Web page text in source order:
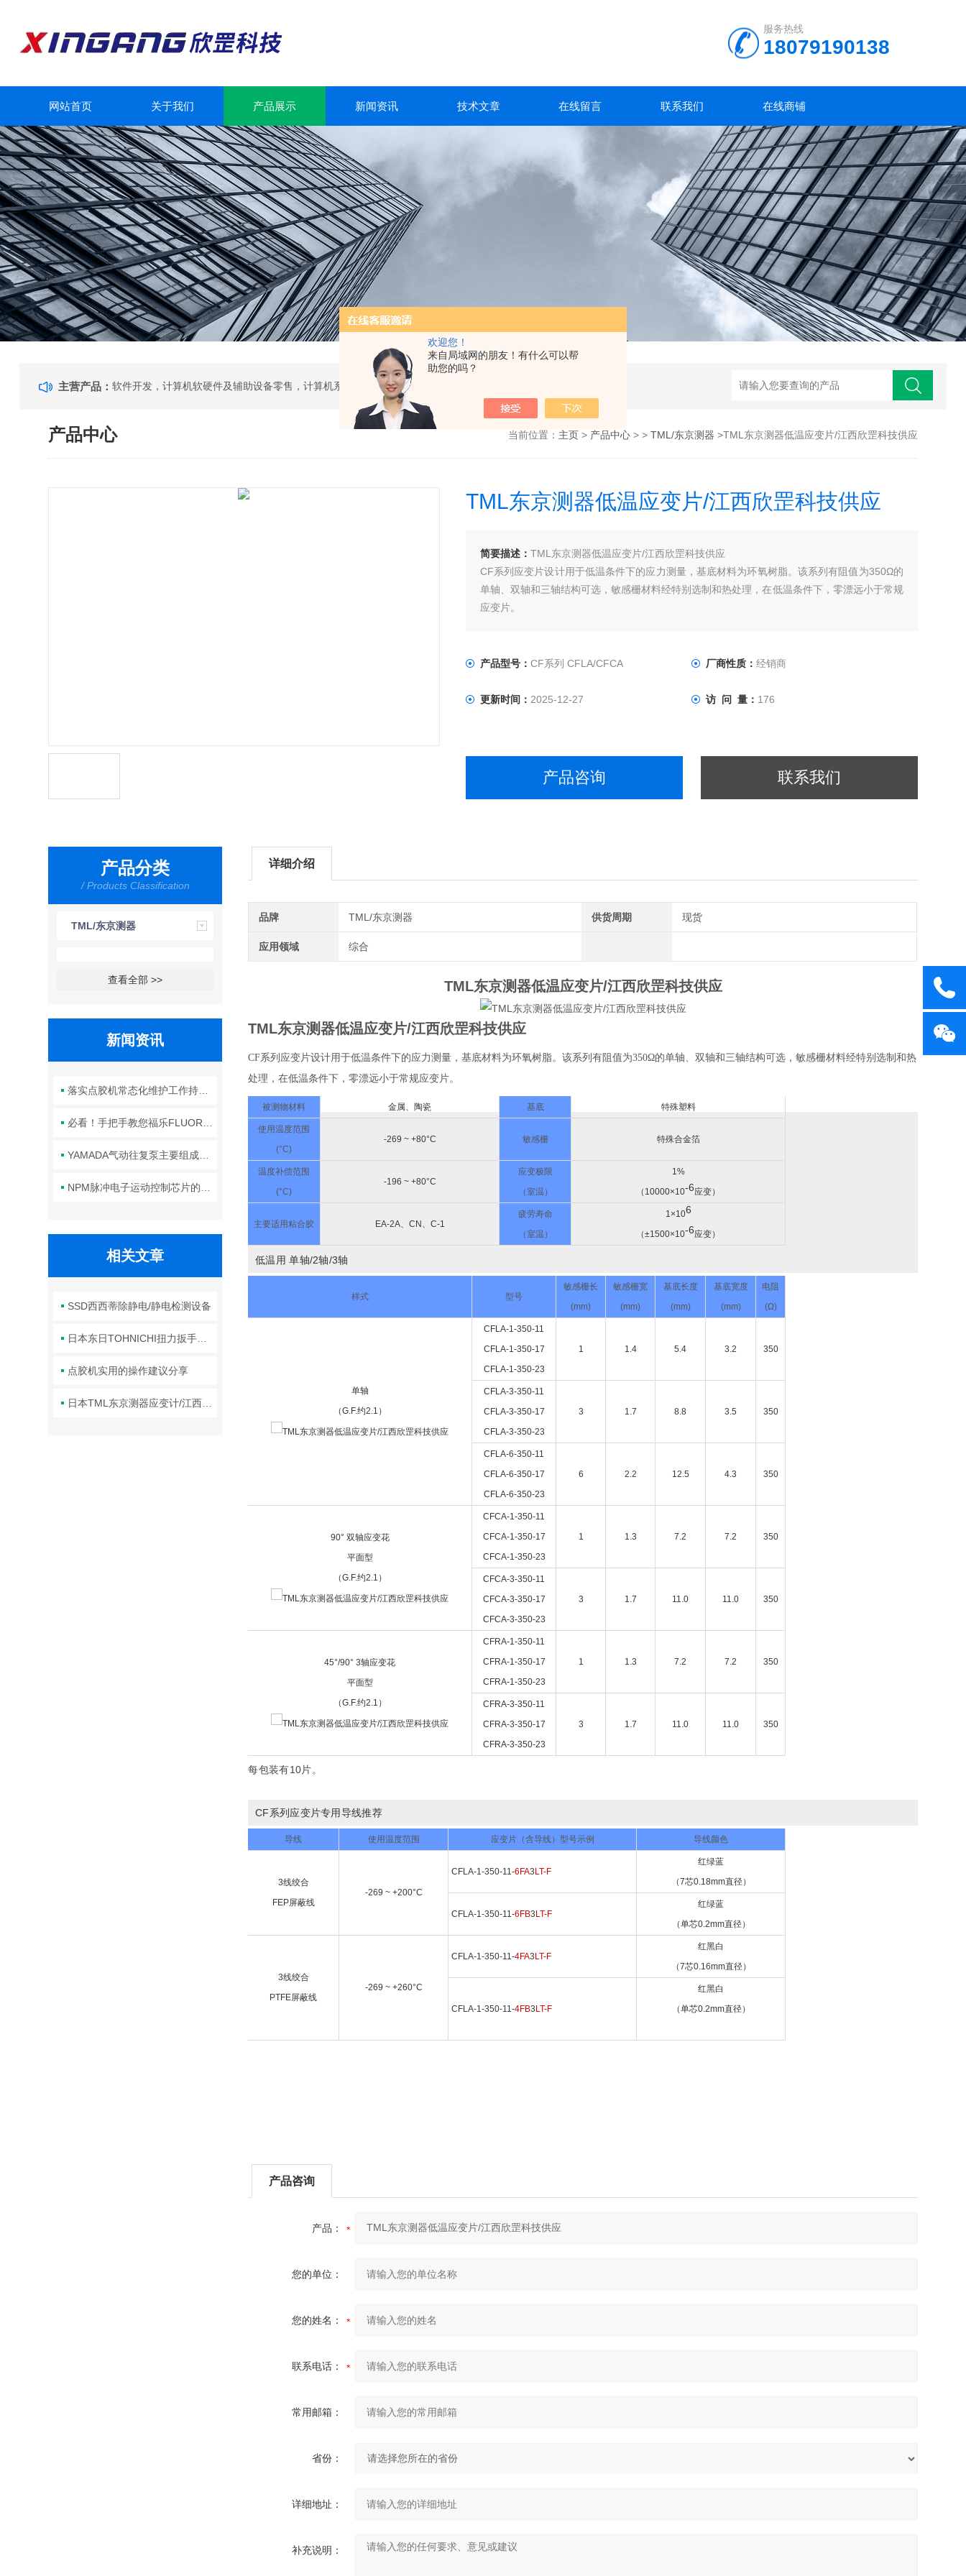
欢迎您！
来自局域网的朋友！有什么可以帮
助您的吗？
服务热线
18079190138
网站首页 关于我们 产品展示 新闻资讯 技术文章 在线留言 联系我们 在线商铺
主营产品：
产品中心 当前位置： 主页> 产品中心> > TML/东京测器 >TML东京测器低温应变片/江西欣罡科技供应
TML东京测器低温应变片/江西欣罡科技供应
简要描述： TML东京测器低温应变片/江西欣罡科技供应
CF系列应变片设计用于低温条件下的应力测量，基底材料为环氧树脂。该系列有阻值为350Ω的
单轴、双轴和三轴结构可选，敏感栅材料经特别选制和热处理，在低温条件下，零漂远小于常规
应变片。
产品型号： CF系列 CFLA/CFCA 厂商性质：经销商
更新时间： 2025-12-27 访 问 量： 176
产品咨询 联系我们
产品分类
/ Products Classification
TML/东京测器
查看全部 >>
新闻资讯
相关文章
SSD西西蒂除静电/静电检测设备
点胶机实用的操作建议分享
详细介绍
品牌 TML/东京测器 供货周期 现货
应用领域 综合
TML东京测器低温应变片/江西欣罡科技供应
TML东京测器低温应变片/江西欣罡科技供应
CF系列应变片设计用于低温条件下的应力测量，基底材料为环氧树脂。该系列有阻值为350Ω的单轴、双轴和三轴结构可选，敏感栅材料经特别选制和热
处理，在低温条件下，零漂远小于常规应变片。
被测物材料 金属、陶瓷 基底 特殊塑料
使用温度范围
(°C)
-269 ~ +80°C 敏感栅 特殊合金箔
温度补偿范围
(°C)
-196 ~ +80°C
应变极限
（室温）
1%
（10000×10-6应变）
主要适用粘合胶 EA-2A、CN、C-1
疲劳寿命
（室温）
1×106
（±1500×10-6应变）
低温用 单轴/2轴/3轴
样式 型号
敏感栅长
(mm)
敏感栅宽
(mm)
基底长度
(mm)
基底宽度
(mm)
电阻
(Ω)
单轴
（G.F.约2.1）
CFLA-1-350-11
CFLA-1-350-17
CFLA-1-350-23
1 1.4 5.4 3.2 350
CFLA-3-350-11
CFLA-3-350-17
CFLA-3-350-23
3 1.7 8.8 3.5 350
CFLA-6-350-11
CFLA-6-350-17
CFLA-6-350-23
6 2.2 12.5 4.3 350
90° 双轴应变花
平面型
（G.F.约2.1）
CFCA-1-350-11
CFCA-1-350-17
CFCA-1-350-23
1 1.3 7.2 7.2 350
CFCA-3-350-11
CFCA-3-350-17
CFCA-3-350-23
3 1.7 11.0 11.0 350
45°/90° 3轴应变花
平面型
（G.F.约2.1）
CFRA-1-350-11
CFRA-1-350-17
CFRA-1-350-23
1 1.3 7.2 7.2 350
CFRA-3-350-11
CFRA-3-350-17
CFRA-3-350-23
3 1.7 11.0 11.0 350
每包装有10片。
CF系列应变片专用导线推荐
导线 使用温度范围 应变片（含导线）型号示例 导线颜色
3线绞合
FEP屏蔽线
-269 ~ +200°C
CFLA-1-350-11-6FA3LT-F
红绿蓝
（7芯0.18mm直径）
CFLA-1-350-11-6FB3LT-F
红绿蓝
（单芯0.2mm直径）
3线绞合
PTFE屏蔽线
-269 ~ +260°C
CFLA-1-350-11-4FA3LT-F
红黑白
（7芯0.16mm直径）
CFLA-1-350-11-4FB3LT-F
红黑白
（单芯0.2mm直径）
产品咨询
产品：
您的单位：
您的姓名：
联系电话：
常用邮箱：
省份：
详细地址：
补充说明：